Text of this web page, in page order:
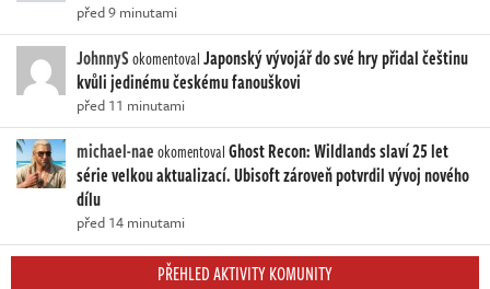
před 9 minutami
JohnnySokomentovalJaponský vývojář do své hry přidal češtinu
kvůli jedinému českému fanouškovi
před 11 minutami
michael-naeokomentovalGhost Recon: Wildlands slaví 25 let
série velkou aktualizací. Ubisoft zároveň potvrdil vývoj nového
dílu
před 14 minutami
PŘEHLED AKTIVITY KOMUNITY